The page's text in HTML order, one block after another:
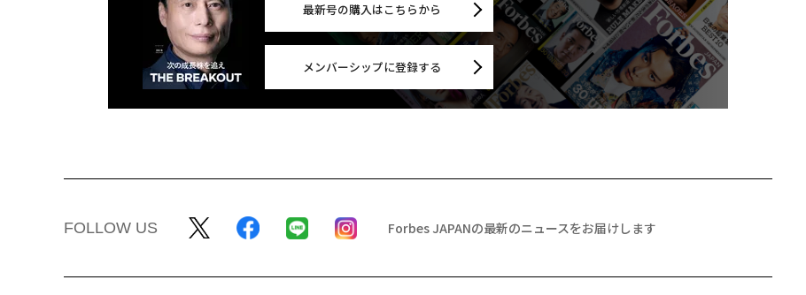
最新号の購入はこちらから
メンバーシップに登録する
FOLLOW US Forbes JAPANの最新のニュースをお届けします